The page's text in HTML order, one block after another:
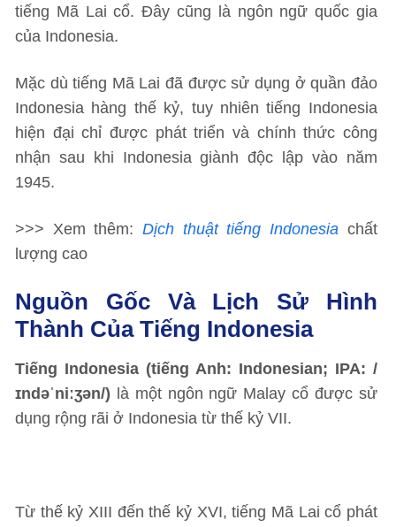
tiếng Mã Lai cổ. Đây cũng là ngôn ngữ quốc gia
của Indonesia.
Mặc dù tiếng Mã Lai đã được sử dụng ở quần đảo
Indonesia hàng thế kỷ, tuy nhiên tiếng Indonesia
hiện đại chỉ được phát triển và chính thức công
nhận sau khi Indonesia giành độc lập vào năm
1945.
>>> Xem thêm:Dịch thuật tiếng Indonesia chất
lượng cao
Nguồn Gốc Và Lịch Sử Hình
Thành Của Tiếng Indonesia
Tiếng Indonesia (tiếng Anh: Indonesian; IPA: /
ɪndəˈniːʒən/) là một ngôn ngữ Malay cổ được sử
dụng rộng rãi ở Indonesia từ thế kỷ VII.
Từ thế kỷ XIII đến thế kỷ XVI, tiếng Mã Lai cổ phát